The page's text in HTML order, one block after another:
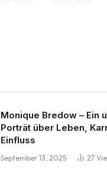
Monique Bredow – Ein
Porträt über Leben,
Einfluss
September 13, 2025 27